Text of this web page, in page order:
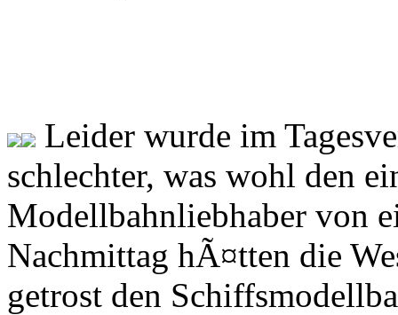
Leider wurde im
schlechter, was wohl den
Modellbahnliebhaber von
Nachmittag hÃ¤tten die
getrost den